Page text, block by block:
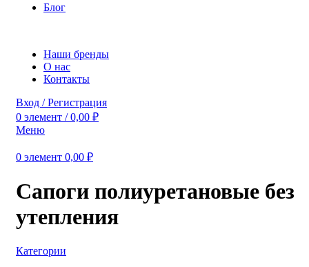
Блог
Наши бренды
О нас
Контакты
Вход / Регистрация
0 элемент / 0,00 ₽
Меню
0 элемент 0,00 ₽
Сапоги полиуретановые без
утепления
Категории